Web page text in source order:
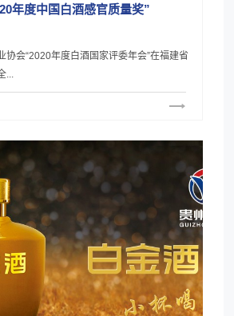
年度中国白酒感官质量奖”
协会“2020年度白酒国家评委年会”在福建省
...